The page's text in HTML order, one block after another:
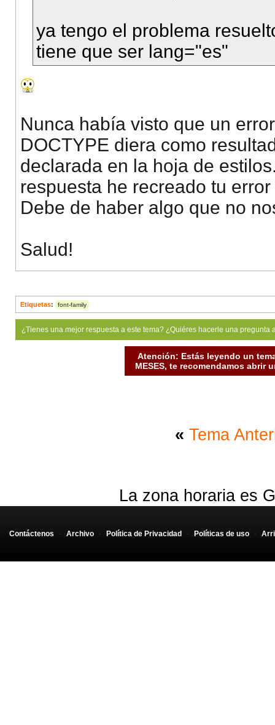
ya tengo el problema
tiene que ser lang="es"
Nunca había visto que un
DOCTYPE diera como
declarada en la hoja de
respuesta he recreado tu
Debe de haber algo que no
Salud!
Etiquetas: font-family
¿Tienes una mejor respuesta a este tema? ¿Quiéres hacerle una
Atención: Estás leyendo un
MESES, te recomendamos abrir
« Tema
La zona horaria es
Contáctenos - Archivo - Política de Privacidad - Políticas de uso -